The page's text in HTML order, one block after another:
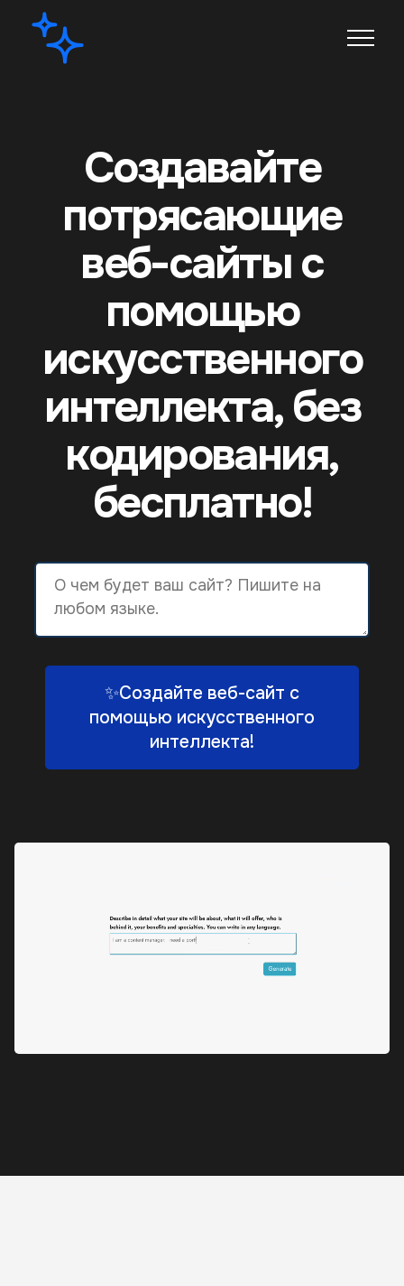
Создавайте
потрясающие
веб-сайты с
помощью
искусственного
интеллекта, без
кодирования,
бесплатно!
✨Создайте веб-сайт с
помощью искусственного
интеллекта!